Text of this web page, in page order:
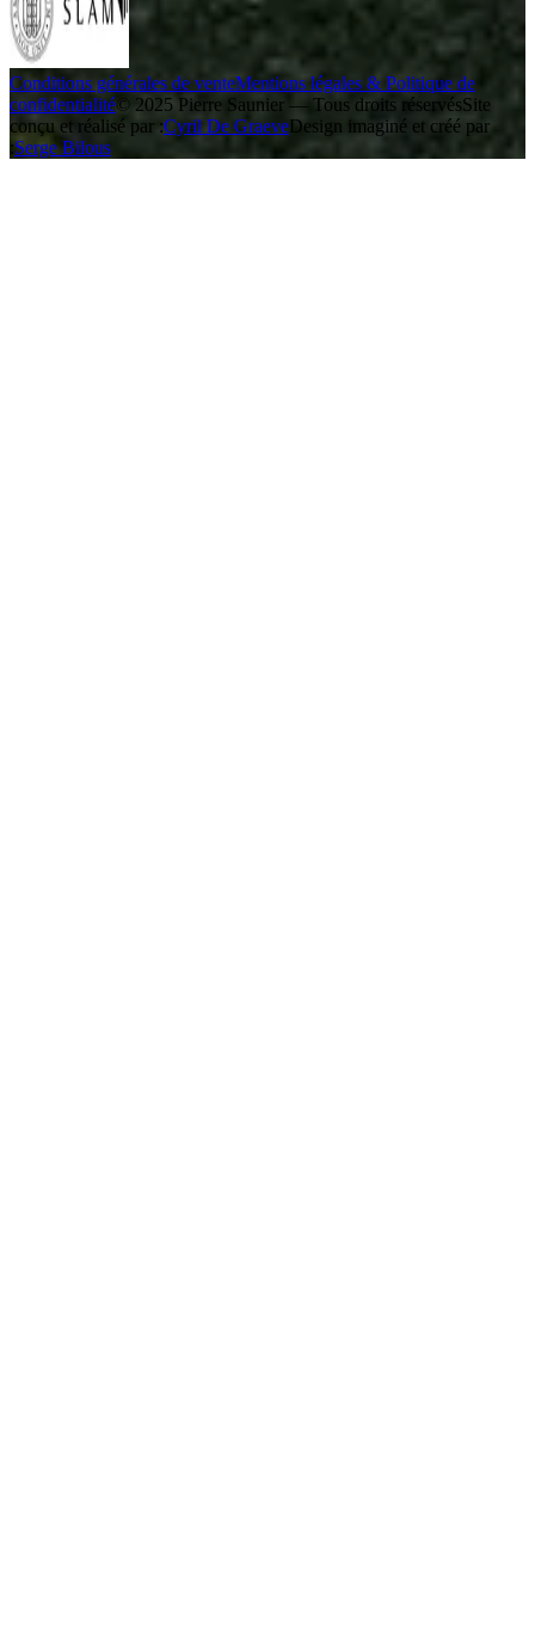
Conditions générales de venteMentions légales & Politique de
confidentialité© 2025 Pierre Saunier — Tous droits réservésSite
conçu et réalisé par :Cyril De GraeveDesign imaginé et créé par
:Serge Bilous